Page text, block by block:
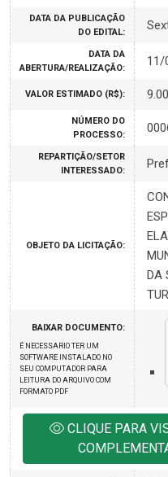
DATA DA PUBLICAÇÃO
DO EDITAL:
DATA DA
ABERTURA/REALIZAÇÃO:
11/
VALOR ESTIMADO (R$):
NÚMERO DO
PROCESSO:
REPARTIÇÃO/SETOR
INTERESSADO:
OBJETO DA LICITAÇÃO:
DA
BAIXAR DOCUMENTO:
É NECESSARIO TER UM
SOFTWARE INSTALADO NO
SEU COMPUTADOR PARA
LEITURA DO ARQUIVO COM
FORMATO PDF
CLIQUE PARA